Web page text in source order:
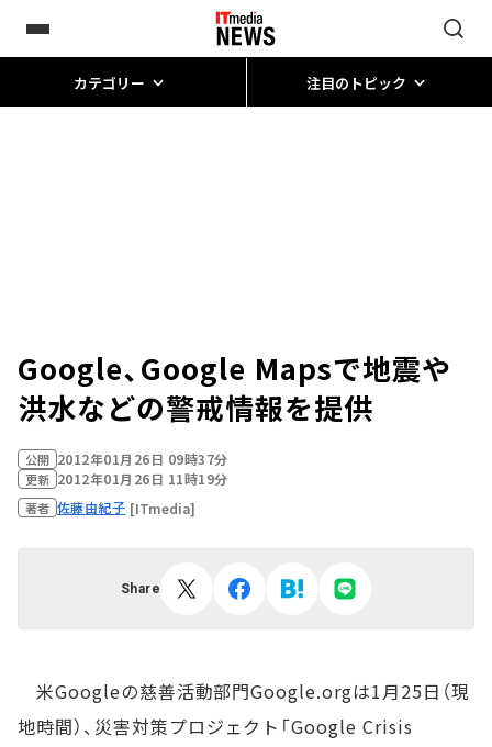
カテゴリー 注目のトピック
Google、Google Mapsで地震や
洪水などの警戒情報を提供
公開 2012年01月26日 09時37分
更新 2012年01月26日 11時19分
著者 佐藤由紀子 [ITmedia]
Share
米Googleの慈善活動部門Google.orgは1月25日（現
地時間）、災害対策プロジェクト「Google Crisis